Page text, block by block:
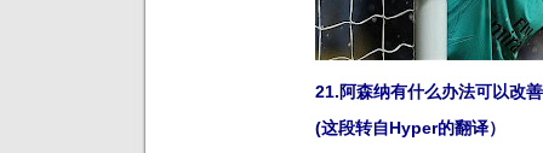
21.阿森纳有什么办法可以改
(这段转自Hyper的翻译）